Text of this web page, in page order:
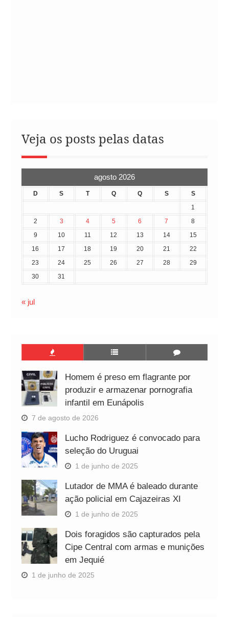
Veja os posts pelas datas
agosto 2026
D S T Q Q S
S
1
2
3 4 5 6 7
8
9
10 11 12 13 14
15
16
17 18 19 20 21
22
23
24 25 26 27 28
29
30
31
« jul
Homem é preso em flagrante por
produzir e armazenar pornografia
infantil em Eunápolis
7 de agosto de 2026
Lucho Rodriguez é convocado para
seleção do Uruguai
1 de junho de 2025
Lutador de MMA é baleado durante
ação policial em Cajazeiras XI
1 de junho de 2025
Dois foragidos são capturados pela
Cipe Central com armas e munições
em Jequié
1 de junho de 2025